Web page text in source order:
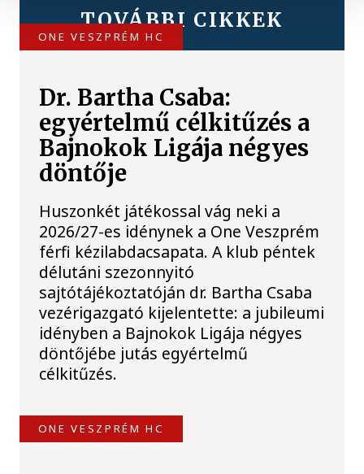
TOVÁBBI CIKKEK
ONE VESZPRÉM HC
Dr. Bartha Csaba:
egyértelmű célkitűzés a
Bajnokok Ligája négyes
döntője
Huszonkét játékossal vág neki a
2026/27-es idénynek a One Veszprém
férfi kézilabdacsapata. A klub péntek
délutáni szezonnyitó
sajtótájékoztatóján dr. Bartha Csaba
vezérigazgató kijelentette: a jubileumi
idényben a Bajnokok Ligája négyes
döntőjébe jutás egyértelmű
célkitűzés.
ONE VESZPRÉM HC